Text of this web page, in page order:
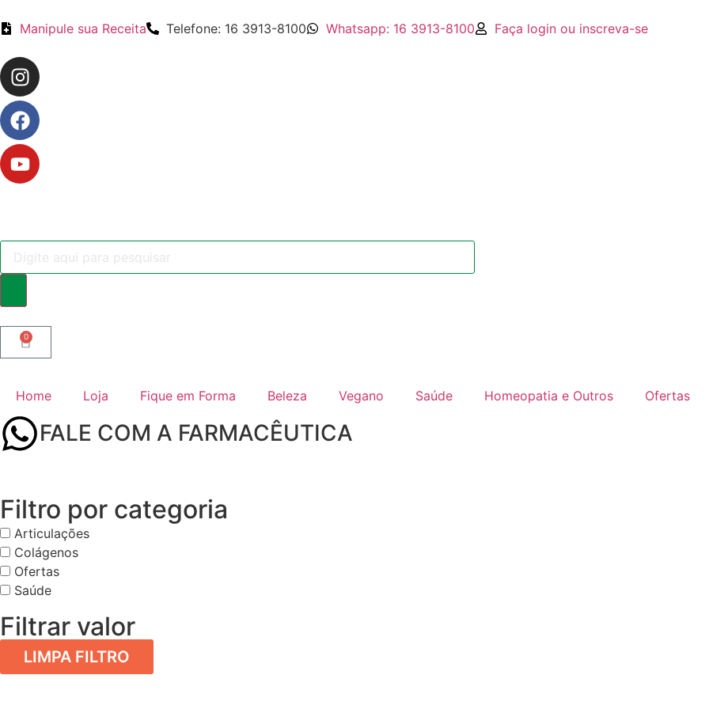
Manipule sua Receita Telefone: 16 3913-8100 Whatsapp: 16 3913-8100 Faça login ou inscreva-se
0
Home Loja Fique em Forma Beleza Vegano Saúde Homeopatia e Outros Ofertas
FALE COM A FARMACÊUTICA
Filtro por categoria
Articulações
Colágenos
Ofertas
Saúde
Filtrar valor
LIMPA FILTRO